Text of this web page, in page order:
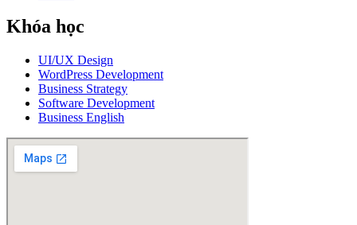
Khóa học
UI/UX Design
WordPress Development
Business Strategy
Software Development
Business English